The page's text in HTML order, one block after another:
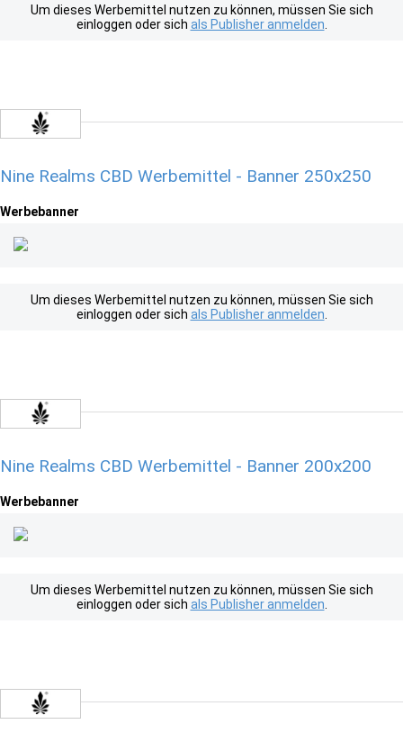
Um dieses Werbemittel nutzen zu können, müssen Sie sich
einloggen oder sich als Publisher anmelden
Nine Realms CBD Werbemittel - Banner 250x250
Werbebanner
Um dieses Werbemittel nutzen zu können, müssen Sie sich
einloggen oder sich als Publisher anmelden
Nine Realms CBD Werbemittel - Banner 200x200
Werbebanner
Um dieses Werbemittel nutzen zu können, müssen Sie sich
einloggen oder sich als Publisher anmelden